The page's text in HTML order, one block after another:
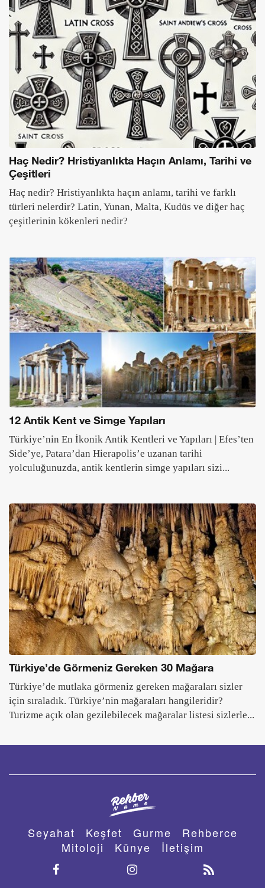
Haç Nedir? Hristiyanlıkta Haçın Anlamı, Tarihi ve
Çeşitleri
Haç nedir? Hristiyanlıkta haçın anlamı, tarihi ve farklı
türleri nelerdir? Latin, Yunan, Malta, Kudüs ve diğer haç
çeşitlerinin kökenleri nedir?
12 Antik Kent ve Simge Yapıları
Türkiye’nin En İkonik Antik Kentleri ve Yapıları | Efes’ten
Side’ye, Patara’dan Hierapolis’e uzanan tarihi
yolculuğunuzda, antik kentlerin simge yapıları sizi...
Türkiye’de Görmeniz Gereken 30 Mağara
Türkiye’de mutlaka görmeniz gereken mağaraları sizler
için sıraladık. Türkiye’nin mağaraları hangileridir?
Turizme açık olan gezilebilecek mağaralar listesi sizlerle...
Seyahat Keşfet Gurme
Rehberce
Mitoloji
Künye İletişim